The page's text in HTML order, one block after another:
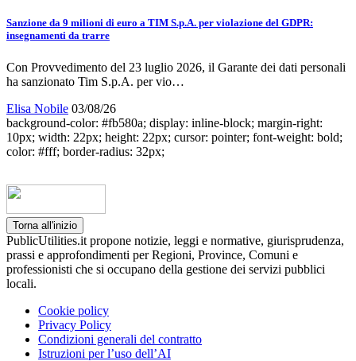
Sanzione da 9 milioni di euro a TIM S.p.A. per violazione del GDPR:
insegnamenti da trarre
Con Provvedimento del 23 luglio 2026, il Garante dei dati personali
ha sanzionato Tim S.p.A. per vio…
Elisa Nobile 03/08/26
background-color: #fb580a; display: inline-block; margin-right:
10px; width: 22px; height: 22px; cursor: pointer; font-weight: bold;
color: #fff; border-radius: 32px;
Torna all'inizio
PublicUtilities.it propone notizie, leggi e normative, giurisprudenza,
prassi e approfondimenti per Regioni, Province, Comuni e
professionisti che si occupano della gestione dei servizi pubblici
locali.
Cookie policy
Privacy Policy
Condizioni generali del contratto
Istruzioni per l’uso dell’AI